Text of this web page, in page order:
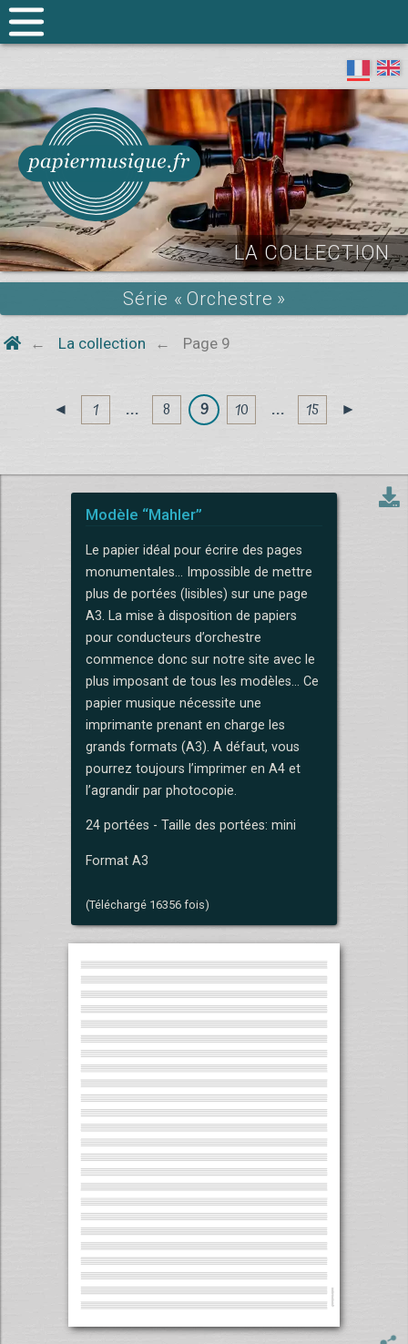
LA COLLECTION
Série « Orchestre »
La collection Page 9
◄ 1 . . . 8 9 10 . . . 15 ►
Modèle “Mahler”
Le papier idéal pour écrire des pages
monumentales... Impossible de mettre
plus de portées (lisibles) sur une page
A3. La mise à disposition de papiers
pour conducteurs d’orchestre
commence donc sur notre site avec le
plus imposant de tous les modèles... Ce
papier musique nécessite une
imprimante prenant en charge les
grands formats (A3). A défaut, vous
pourrez toujours l’imprimer en A4 et
l’agrandir par photocopie.
24 portées - Taille des portées: mini
Format A3
(Téléchargé 16356 fois)